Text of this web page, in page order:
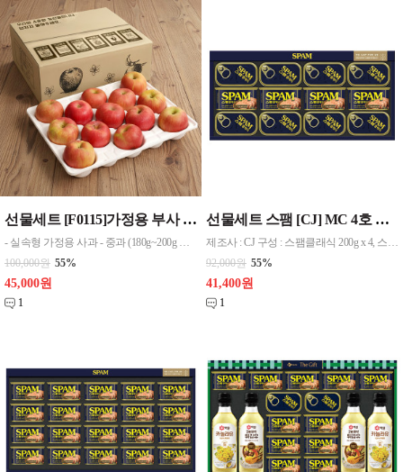
선물세트 [F0115]가정용 부사 중과 2.5kg내외(12과~14과) 무료배송
- 실속형 가정용 사과 - 중과 (180g~200g 내외, ±150g오차범위) 12과~14과 - 중량 : 2.5kg 내외 - 기본 박스 포장
100,000원 55%
45,000원
1
선물세트 스팸 [CJ] MC 4호 무료배송
제조사 : CJ 구성 : 스팸클래식 200g x 4, 스팸클래식 120g x 8 포장 : 상하판케이스 / 부직포케이스
92,000원 55%
41,400원
1